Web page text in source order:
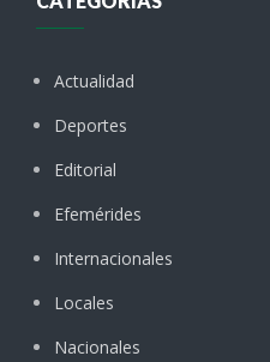
Actualidad
Deportes
Editorial
Efemérides
Internacionales
Locales
Nacionales